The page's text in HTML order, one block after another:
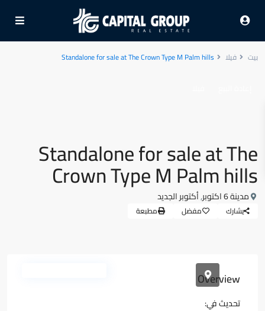
بيت فيلا Standalone for sale at The Crown Type M Palm hills
Standalone for sale at The
Crown Type M Palm hills
مدينة 6 اكتوبر ,أكتوبر الجديد
يشارك مفضل مطبعة
Overview
تحديث في: